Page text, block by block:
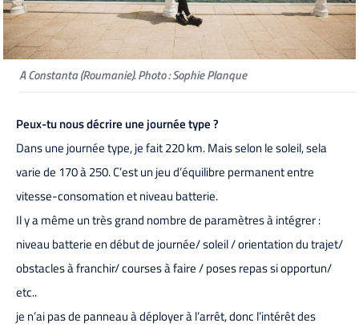
A Constanta (Roumanie). Photo : Sophie Planque
Peux-tu nous décrire une journée type ?
Dans une journée type, je fait 220 km. Mais selon le soleil, sela
varie de 170 à 250. C’est un jeu d’équilibre permanent entre
vitesse-consomation et niveau batterie.
Il y a même un très grand nombre de paramètres à intégrer :
niveau batterie en début de journée/ soleil / orientation du trajet/
obstacles à franchir/ courses à faire / poses repas si opportun/
etc..
je n’ai pas de panneau à déployer à l’arrêt, donc l’intérêt des